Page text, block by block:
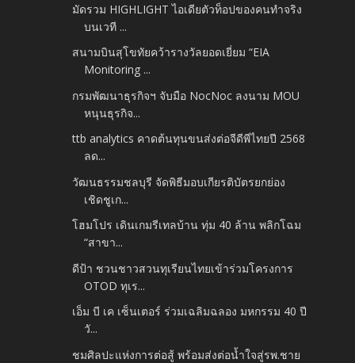
มัดรวม HIGHLIGHT ไอเดียตัวท็อปของคนทำจริง
บนเวที ...
สนามบินสุโขทัยคว้ารางวัลยอดเยี่ยม “EIA
Monitoring ...
กรมพัฒนาธุรกิจฯ จับมือ NocNoc ลงนาม MOU
หนุนธุรกิจ...
ttb analytics คาดต้นทุนขนส่งต่อจีดีพีไทยปี 2568
ลด...
วัฒนธรรมชลบุรี จัดพิธีมอบเกียรติบัตรยกย่อง
เชิดชูเก...
โฮมโปร เดินเกมรีเทลบ้าน ทุ่ม 40 ล้าน พลิกโฉม
“สาขา...
ดีป้า ชวนชาวสวนทุเรียนไทยเข้าร่วมโครงการ
OTOD ทุเร...
เอ็ม บี เค เซ็นเตอร์ ร่วมเฉลิมฉลอง มหกรรม 40 ปี
วั...
ชมศิลปะแห่งการต่อสู้ พร้อมส่งต่อน้ำใจสู่รพ.ชาย